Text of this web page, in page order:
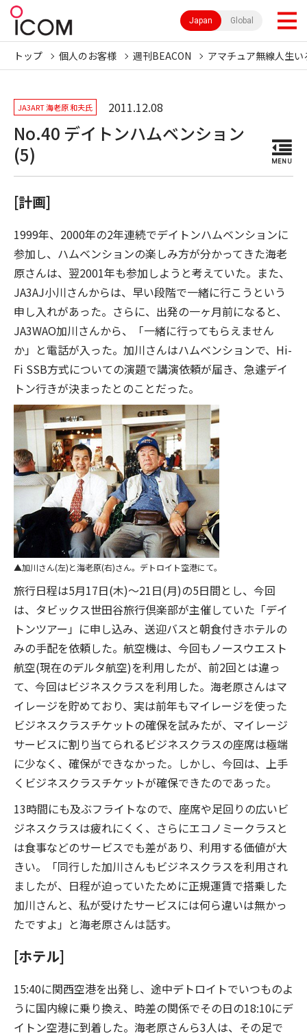
Japan Global
トップ 個人のお客様 週刊BEACON アマチュア無線人生い
JA3ART 海老原 和夫氏 2011.12.08
No.40 デイトンハムベンション
(5)
MENU
[計画]
1999年、2000年の2年連続でデイトンハムベンションに
参加し、ハムベンションの楽しみ方が分かってきた海老
原さんは、翌2001年も参加しようと考えていた。また、
JA3AJ小川さんからは、早い段階で一緒に行こうという
申し入れがあった。さらに、出発の一ヶ月前になると、
JA3WAO加川さんから、「一緒に行ってもらえません
か」と電話が入った。加川さんはハムベンションで、Hi-
Fi SSB方式についての演題で講演依頼が届き、急遽デイ
トン行きが決まったとのことだった。
加川さん(左)と海老原(右)さん。デトロイト空港にて。
旅行日程は5月17日(木)〜21日(月)の5日間とし、今回
は、タビックス世田谷旅行倶楽部が主催していた「デイ
トンツアー」に申し込み、送迎バスと朝食付きホテルの
みの手配を依頼した。航空機は、今回もノースウエスト
航空(現在のデルタ航空)を利用したが、前2回とは違っ
て、今回はビジネスクラスを利用した。海老原さんはマ
イレージを貯めており、実は前年もマイレージを使った
ビジネスクラスチケットの確保を試みたが、マイレージ
サービスに割り当てられるビジネスクラスの座席は極端
に少なく、確保ができなかった。しかし、今回は、上手
くビジネスクラスチケットが確保できたのであった。
13時間にも及ぶフライトなので、座席や足回りの広いビ
ジネスクラスは疲れにくく、さらにエコノミークラスと
は食事などのサービスでも差があり、利用する価値が大
きい。「同行した加川さんもビジネスクラスを利用され
ましたが、日程が迫っていたために正規運賃で搭乗した
加川さんと、私が受けたサービスには何ら違いは無かっ
たですよ」と海老原さんは話す。
[ホテル]
15:40に関西空港を出発し、途中デトロイトでいつものよ
うに国内線に乗り換え、時差の関係でその日の18:10にデ
イトン空港に到着した。海老原さんら3人は、その足で